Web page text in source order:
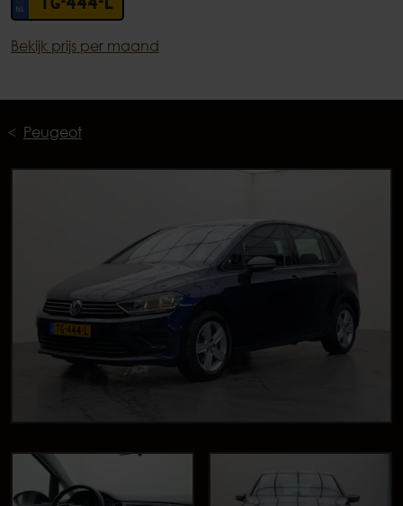
Bekijk prijs per maand
Peugeot